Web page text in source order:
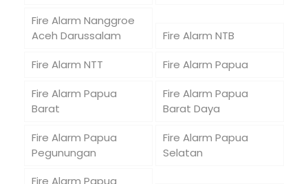
Fire Alarm Nanggroe
Aceh Darussalam
Fire Alarm NTB
Fire Alarm NTT
Fire Alarm Papua
Fire Alarm Papua
Barat
Fire Alarm Papua
Barat Daya
Fire Alarm Papua
Pegunungan
Fire Alarm Papua
Selatan